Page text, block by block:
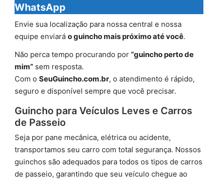
WhatsApp
Envie sua localização para nossa central e nossa
equipe enviará o guincho mais próximo até você.
Não perca tempo procurando por “guincho perto de
mim” sem resposta.
Com o SeuGuincho.com.br, o atendimento é rápido,
seguro e disponível sempre que você precisar.
Guincho para Veículos Leves e Carros
de Passeio
Seja por pane mecânica, elétrica ou acidente,
transportamos seu carro com total segurança. Nossos
guinchos são adequados para todos os tipos de carros
de passeio, garantindo que seu veículo chegue ao